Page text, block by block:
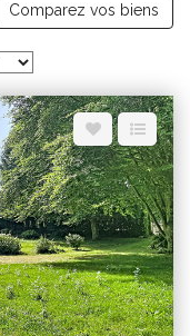
Comparez vos biens